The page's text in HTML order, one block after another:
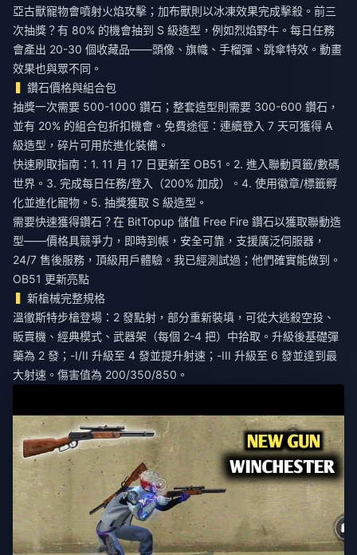
亞古獸寵物會噴射火焰攻擊；加布獸則以冰凍效果完成擊殺。前三
次抽獎？有 80% 的機會抽到 S 級造型，例如烈焰野牛。每日任務
會產出 20-30 個收藏品——頭像、旗幟、手榴彈、跳傘特效。動畫
效果也與眾不同。
鑽石價格與組合包
抽獎一次需要 500-1000 鑽石；整套造型則需要 300-600 鑽石，
並有 20% 的組合包折扣機會。免費途徑：連續登入 7 天可獲得 A
級造型，碎片可用於進化裝備。
快速刷取指南：1. 11 月 17 日更新至 OB51。2. 進入聯動頁籤/數碼
世界。3. 完成每日任務/登入（200% 加成）。4. 使用徽章/標籤孵
化並進化寵物。5. 抽獎獲取 S 級造型。
需要快速獲得鑽石？在 BitTopup 儲值 Free Fire 鑽石以獲取聯動造
型——價格具競爭力，即時到帳，安全可靠，支援廣泛伺服器，
24/7 售後服務，頂級用戶體驗。我已經測試過；他們確實能做到。
OB51 更新亮點
新槍械完整規格
溫徹斯特步槍登場：2 發點射，部分重新裝填，可從大逃殺空投、
販賣機、經典模式、武器架（每個 2-4 把）中拾取。升級後基礎彈
藥為 2 發；-I/II 升級至 4 發並提升射速；-III 升級至 6 發並達到最
大射速。傷害值為 200/350/850。